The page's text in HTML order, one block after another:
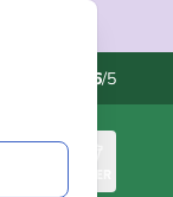
4.6/5